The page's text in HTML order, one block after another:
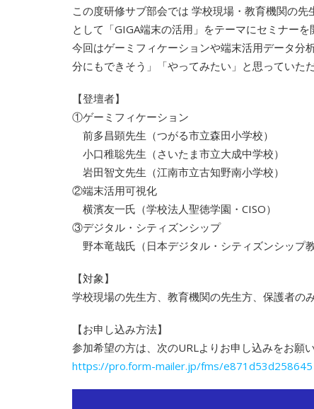
この度研修サブ部会では 学校現場・教育機関の
として「GIGA端末の活用」をテーマにセミナーを
今回はゲーミフィケーションや端末活用データ分
分にもできそう」「やってみたい」と思っていた
【登壇者】
①ゲーミフィケーション
前多昌顕先生（つがる市立森田小学校）
小口稚聡先生（さいたま市立大成中学校）
岩田智文先生（江南市立古知野南小学校）
②端末活用可視化
横濱友一氏（学校法人聖徳学園・CISO）
③デジタル・シティズンシップ
野本竜哉氏（日本デジタル・シティズンシップ
【対象】
学校現場の先生方、教育機関の先生方、保護者の
【お申し込み方法】
参加希望の方は、次のURLよりお申し込みをお願い
https://pro.form-mailer.jp/fms/e871d53d258645